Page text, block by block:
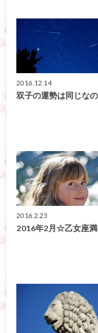
2016.12.14
双子の運勢は同じな
2016.2.23
2016年2月☆乙女座